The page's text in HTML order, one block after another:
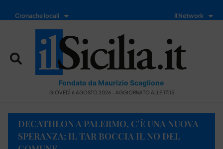
Cronache locali Il Network
Fondato da Maurizio Scaglione
GIOVEDÌ 6 AGOSTO 2026 - AGGIORNATO ALLE 17:15
DECATHLON A PALERMO, C’È UNA NUOVA
SPERANZA: IL TAR BOCCIA IL NO DEL